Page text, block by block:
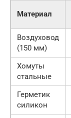
Материал
Воздуховод
(150 мм)
Хомуты
стальные
Герметик
силикон